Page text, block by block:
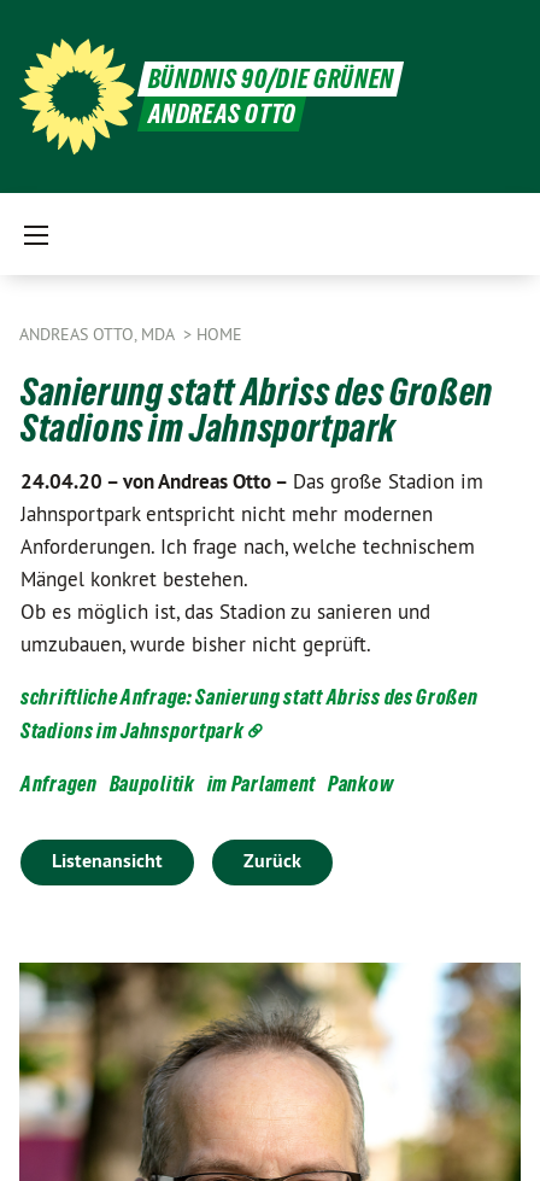
BÜNDNIS 90/DIE GRÜNEN
ANDREAS OTTO
ANDREAS OTTO, MDA HOME
Sanierung statt Abriss des Großen
Stadions im Jahnsportpark
24.04.20 –von Andreas Otto – Das große Stadion im
Jahnsportpark entspricht nicht mehr modernen
Anforderungen. Ich frage nach, welche technischem
Mängel konkret bestehen.
Ob es möglich ist, das Stadion zu sanieren und
umzubauen, wurde bisher nicht geprüft.
schriftliche Anfrage: Sanierung statt Abriss des Großen
Stadions im Jahnsportpark
Anfragen Baupolitik im Parlament Pankow
Listenansicht Zurück